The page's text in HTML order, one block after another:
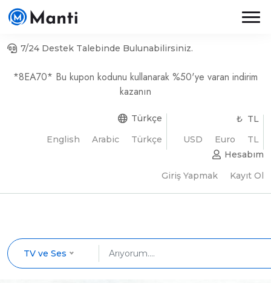
7/24 Destek Talebinde Bulunabilirsiniz.
*8EA70* Bu kupon kodunu kullanarak %50'ye varan indirim
kazanın
Türkçe
English
Arabic Türkçe
₺ TL
USD
Euro
TL
Hesabım
Giriş Yapmak
Kayıt Ol
TV ve Ses